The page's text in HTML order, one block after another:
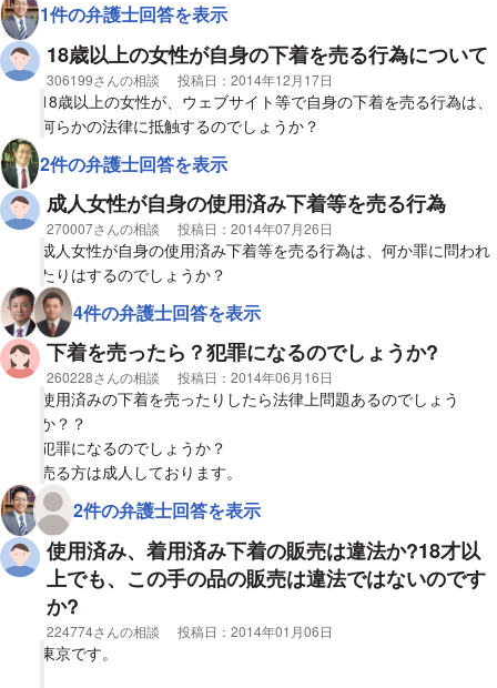
1件の弁護士回答を表示
18歳以上の女性が自身の下着を売る行為について
相談者
306199さんの相談 投稿日： 2014年12月17日
18歳以上の女性が、ウェブサイト等で自身の下着を売る行為は、
何らかの法律に抵触するのでしょうか？
2件の弁護士回答を表示
成人女性が自身の使用済み下着等を売る行為
相談者
270007さんの相談 投稿日： 2014年07月26日
成人女性が自身の使用済み下着等を売る行為は、何か罪に問われ
たりはするのでしょうか？
4件の弁護士回答を表示
下着を売ったら？犯罪になるのでしょうか?
相談者
260228さんの相談 投稿日： 2014年06月16日
使用済みの下着を売ったりしたら法律上問題あるのでしょう
か？？
犯罪になるのでしょうか？
売る方は成人しております。
2件の弁護士回答を表示
使用済み、着用済み下着の販売は違法か?18才以
上でも、この手の品の販売は違法ではないのです
か?
相談者
224774さんの相談 投稿日： 2014年01月06日
東京です。